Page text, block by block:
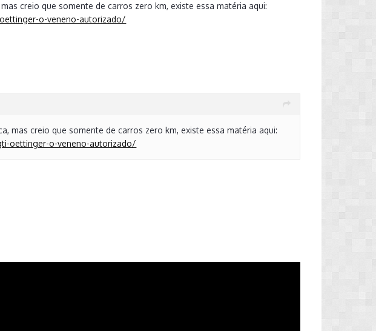
creio que somente de carros zero km, existe essa matéria aqui:
o-veneno-autorizado/
mas creio que somente de carros zero km, existe essa matéria aqui:
oettinger-o-veneno-autorizado/